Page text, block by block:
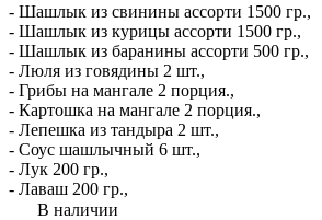
- Шашлык из свинины ассорти 1500 гр.,
- Шашлык из курицы ассорти 1500 гр.,
- Шашлык из баранины ассорти 500 гр.,
- Люля из говядины 2 шт.,
- Грибы на мангале 2 порция.,
- Картошка на мангале 2 порция.,
- Лепешка из тандыра 2 шт.,
- Соус шашлычный 6 шт.,
- Лук 200 гр.,
- Лаваш 200 гр.,
В наличии